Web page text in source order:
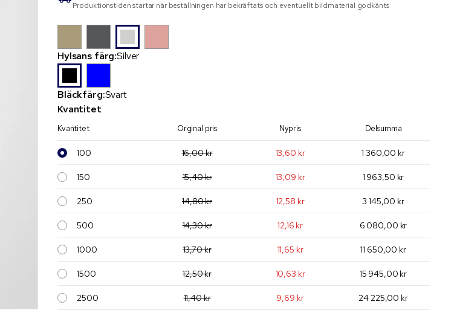
Produktionstiden startar när beställningen har bekräftats och eventuellt bildmaterial godkänts
Hylsans färg:Silver
Bläckfärg:Svart
Kvantitet
Kvantitet Orginal pris Nypris Delsumma
100 16,00 kr 13,60 kr 1 360,00 kr
150 15,40 kr 13,09 kr 1 963,50 kr
250 14,80 kr 12,58 kr 3 145,00 kr
500 14,30 kr 12,16 kr 6 080,00 kr
1000 13,70 kr 11,65 kr 11 650,00 kr
1500 12,50 kr 10,63 kr 15 945,00 kr
2500 11,40 kr 9,69 kr 24 225,00 kr